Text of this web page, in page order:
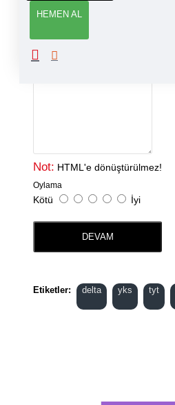
HEMEN AL
Not: HTML'e dönüştürülmez!
Oylama
Kötü İyi
DEVAM
Etiketler: delta yks tyt